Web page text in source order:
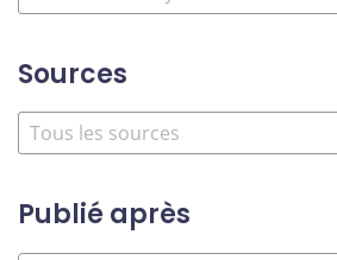
Sources
Publié après